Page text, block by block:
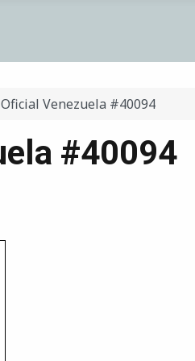
Venezuela #40094
#40094